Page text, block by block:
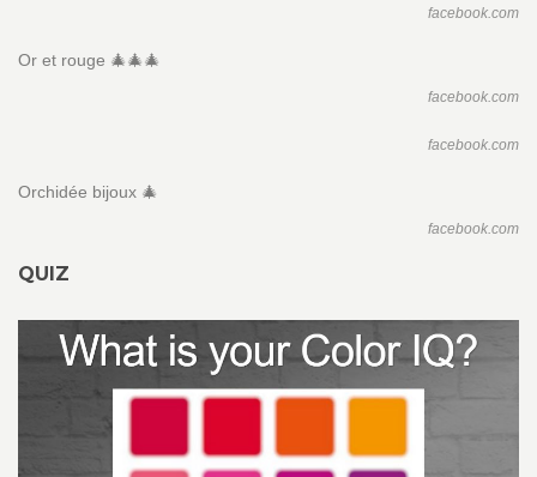
facebook.com
Or et rouge 🎄🎄🎄
facebook.com
facebook.com
Orchidée bijoux 🎄
facebook.com
QUIZ